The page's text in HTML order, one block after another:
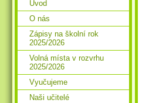
Úvod
O nás
Zápisy na školní rok
2025/2026
Volná místa v rozvrhu
2025/2026
Vyučujeme
Naši učitelé